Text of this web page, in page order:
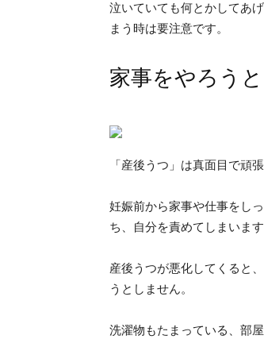
泣いていても何とかしてあ
まう時は要注意です。
家事をやろう
「産後うつ」は真面目で頑
妊娠前から家事や仕事をし
ち、自分を責めてしまいます
産後うつが悪化してくると
うとしません。
洗濯物もたまっている、部